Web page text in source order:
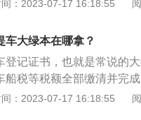
，而且补办起来会很麻烦
能丢，一定要拿好。四、
要随车辆一起进行过户。
单都跟A4纸差不多大，并
拿到手里。
的相关情况，相当于车辆
动车所有人应将车开到车
书》的业务，应本人到场
境、重病残和不可抗力等
证明。
间：2023-07-17 16:18:55
车大绿本在哪拿？
登记证书，也就是常说的
船税等税额全部缴清并完
果全款买车却没有绿本，
间：2023-07-17 16:18:55